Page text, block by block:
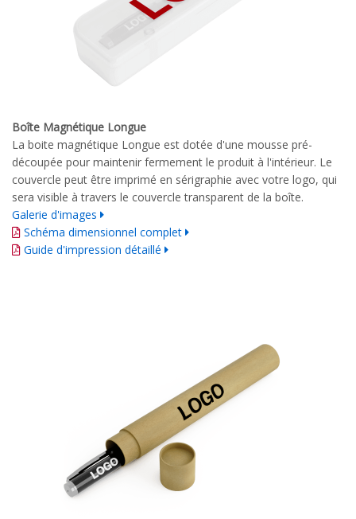
Boîte Magnétique Longue
La boite magnétique Longue est dotée d'une mousse pré-
découpée pour maintenir fermement le produit à l'intérieur. Le
couvercle peut être imprimé en sérigraphie avec votre logo, qui
sera visible à travers le couvercle transparent de la boîte.
Galerie d'images
Schéma dimensionnel complet
Guide d'impression détaillé